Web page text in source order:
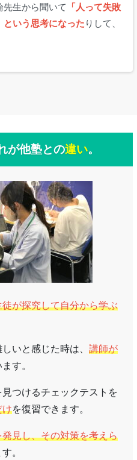
先生から聞いて 「人って失敗
いう思考になった りして、
が他塾との違い。
徒が探究して自分から学ぶ
いと感じた時は、 講師が
す。
つけるチェックテストを
けを復習できます。
見し、その対策を考えら
。